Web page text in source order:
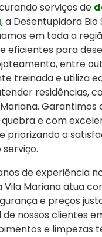
serviços de
, a Desentupidora Bio
em toda a
eficientes para
entre
treinada e utiliza
residências,
e com
priorizando a
de experiência
Vila Mariana atua
e preços
nossos clientes
e limpezas